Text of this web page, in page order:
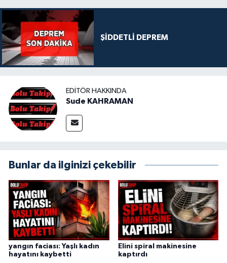
ŞİDDETLİ DEPREM
EDITÖR HAKKINDA
Sude KAHRAMAN
Bunlar da ilginizi çekebilir
yangın faciası: Yaşlı kadın
hayatını kaybetti
Elini spiral makinesine
kaptırdı